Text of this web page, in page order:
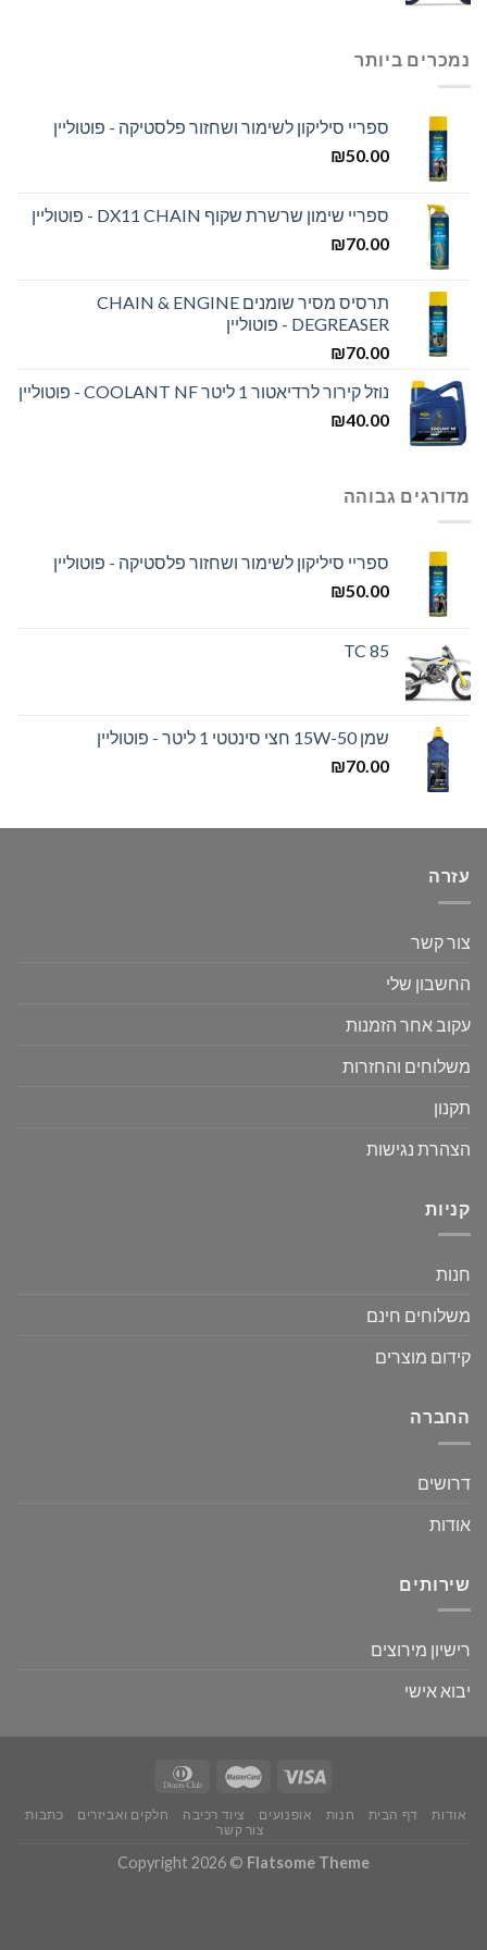
נמכרים ביותר
ספריי סיליקון לשימור ושחזור פלסטיקה - פוטוליין
₪50.00
ספריי שימון שרשרת שקוף DX11 CHAIN - פוטוליין
₪70.00
תרסיס מסיר שומנים CHAIN & ENGINE
DEGREASER - פוטוליין
₪70.00
נוזל קירור לרדיאטור 1 ליטר COOLANT NF - פוטוליין
₪40.00
מדורגים גבוהה
ספריי סיליקון לשימור ושחזור פלסטיקה - פוטוליין
₪50.00
TC 85
שמן 15W-50 חצי סינטטי 1 ליטר - פוטוליין
₪70.00
עזרה
צור קשר
החשבון שלי
עקוב אחר הזמנות
משלוחים והחזרות
תקנון
הצהרת נגישות
קניות
חנות
משלוחים חינם
קידום מוצרים
החברה
דרושים
אודות
שירותים
רישיון מירוצים
יבוא אישי
אודות דף הבית חנות אופנועים ציוד רכיבה חלקים ואביזרים
כתבות
צור קשר
Copyright 2026 ©Flatsome Theme